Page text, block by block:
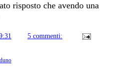
risposto che avendo una
5 commenti: